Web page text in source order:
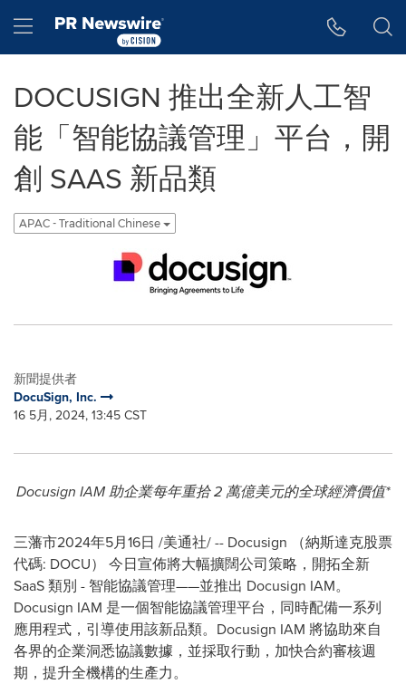
Hamburger menu
DOCUSIGN 推出全新人工智
能「智能協議管理」平台，開
創 SAAS 新品類
APAC - Traditional Chinese
新聞提供者
DocuSign, Inc.
16 5月, 2024, 13:45 CST
Docusign IAM助企業每年重拾2 萬億美元的全球經濟價值*
三藩市2024年5月16日 /美通社/ -- Docusign （納斯達克股票
代碼: DOCU） 今日宣佈將大幅擴闊公司策略，開拓全新
SaaS 類別 - 智能協議管理——並推出 Docusign IAM。
Docusign IAM 是一個智能協議管理平台，同時配備一系列
應用程式，引導使用該新品類。Docusign IAM 將協助來自
各界的企業洞悉協議數據，並採取行動，加快合約審核週
期，提升全機構的生產力。